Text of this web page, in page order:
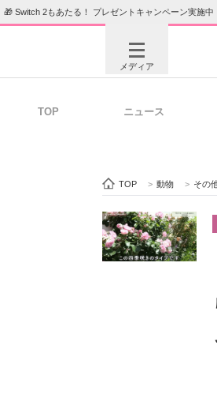
🎁 Switch 2もあたる！ プレゼントキャンペーン実施中
メディア
ビジネスと働き方
TOP ニュース
TOP > 動物 > その